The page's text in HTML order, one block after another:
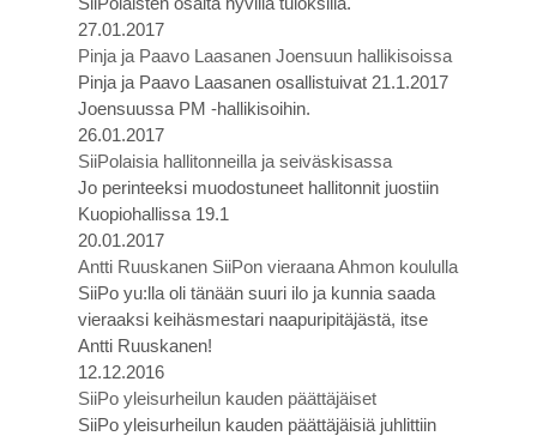
27.01.2017
Pinja ja Paavo Laasanen Joensuun hallikisoissa
Pinja ja Paavo Laasanen osallistuivat 21.1.2017
Joensuussa PM -hallikisoihin.
26.01.2017
SiiPolaisia hallitonneilla ja seiväskisassa
Jo perinteeksi muodostuneet hallitonnit juostiin
Kuopiohallissa 19.1
20.01.2017
Antti Ruuskanen SiiPon vieraana Ahmon koululla
SiiPo yu:lla oli tänään suuri ilo ja kunnia saada
vieraaksi keihäsmestari naapuripitäjästä, itse
Antti Ruuskanen!
12.12.2016
SiiPo yleisurheilun kauden päättäjäiset
SiiPo yleisurheilun kauden päättäjäisiä juhlittiin